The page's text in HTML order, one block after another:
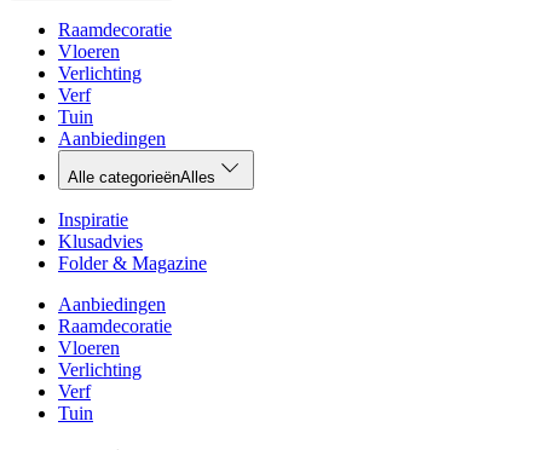
Raamdecoratie
Vloeren
Verlichting
Verf
Tuin
Aanbiedingen
Alle categorieënAlles
Inspiratie
Klusadvies
Folder & Magazine
Aanbiedingen
Raamdecoratie
Vloeren
Verlichting
Verf
Tuin